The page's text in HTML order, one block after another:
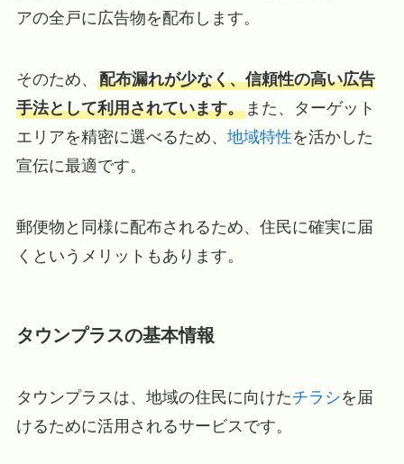
アの全戸に広告物を配布します。
そのため、 配布漏れが少なく、信頼性の高い広告
手法として利用されています。また、ターゲット
エリアを精密に選べるため、 地域特性を活かした
宣伝に最適です。
郵便物と同様に配布されるため、住民に確実に届
くというメリットもあります。
タウンプラスの基本情報
タウンプラスは、地域の住民に向けたチラシを届
けるために活用されるサービスです。